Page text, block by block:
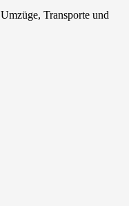
Transporte und